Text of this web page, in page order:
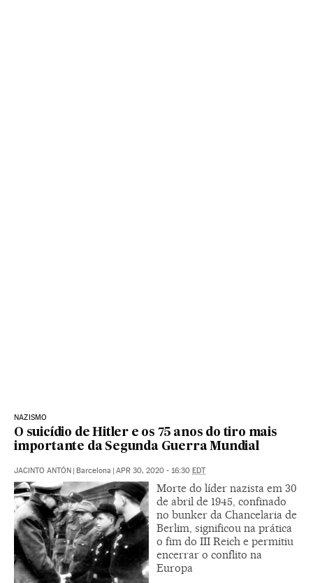
NAZISMO
O suicídio de Hitler e os 75 anos do tiro mais
importante da Segunda Guerra Mundial
JACINTO ANTÓN | Barcelona | APR 30, 2020 - 16:30 EDT
Morte do líder nazista em 30
de abril de 1945, confinado
no bunker da Chancelaria de
Berlim, significou na prática
o fim do III Reich e permitiu
encerrar o conflito na
Europa